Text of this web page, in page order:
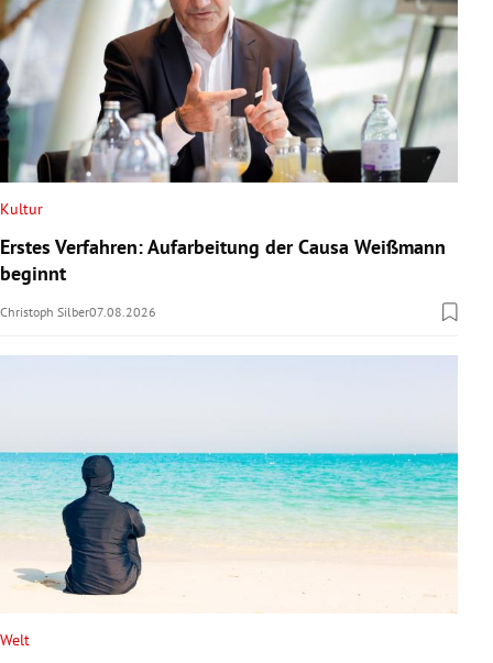
Kultur
Erstes Verfahren: Aufarbeitung der Causa Weißmann
beginnt
Christoph Silber07.08.2026
Welt